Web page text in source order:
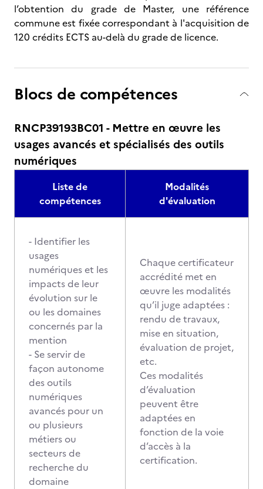
l’obtention du grade de Master, une référence
commune est fixée correspondant à l'acquisition de
120 crédits ECTS au-delà du grade de licence.
Blocs de compétences
RNCP39193BC01 - Mettre en œuvre les
usages avancés et spécialisés des outils
numériques
Liste de
compétences
Modalités
d'évaluation
- Identifier les
usages
numériques et les
impacts de leur
évolution sur le
ou les domaines
concernés par la
mention
- Se servir de
façon autonome
des outils
numériques
avancés pour un
ou plusieurs
métiers ou
secteurs de
recherche du
domaine
Chaque certificateur
accrédité met en
œuvre les modalités
qu’il juge adaptées :
rendu de travaux,
mise en situation,
évaluation de projet,
etc.
Ces modalités
d’évaluation
peuvent être
adaptées en
fonction de la voie
d’accès à la
certification.